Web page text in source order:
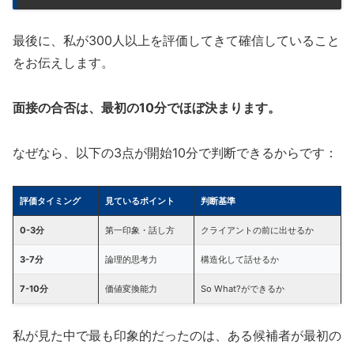
最後に、私が300人以上を評価してきて確信していること
をお伝えします。
面接の合否は、最初の10分でほぼ決まります。
なぜなら、以下の3点が開始10分で判断できるからです：
評価タイミング 見ているポイント 判断基準
0-3分 第一印象・話し方 クライアントの前に出せるか
3-7分 論理的思考力 構造化して話せるか
7-10分 価値変換能力 So What?ができるか
私が見た中で最も印象的だったのは、ある候補者が最初の